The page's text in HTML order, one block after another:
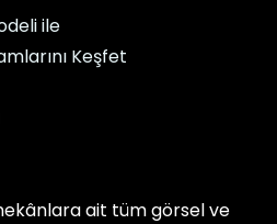
ile
Keşfet
ait tüm görsel ve